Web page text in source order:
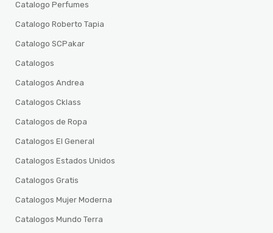
Catalogo Perfumes
Catalogo Roberto Tapia
Catalogo SCPakar
Catalogos
Catalogos Andrea
Catalogos Cklass
Catalogos de Ropa
Catalogos El General
Catalogos Estados Unidos
Catalogos Gratis
Catalogos Mujer Moderna
Catalogos Mundo Terra